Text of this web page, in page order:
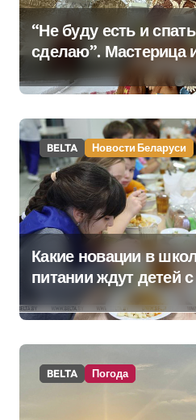
“Не буду есть и
сделаю”. Мастерица
Молодечно о 50-
килограммовом
Дворца
BELTA Новости Беларуси
Какие новации в
питании ждут детей
сентября, рассказали
правительстве
BELTA Погода